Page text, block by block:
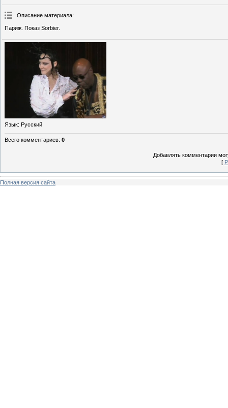
Описание материала:
Париж. Показ Sorbier.
Язык: Русский
Всего комментариев: 0
Добавлять комментарии
[
Полная версия сайта